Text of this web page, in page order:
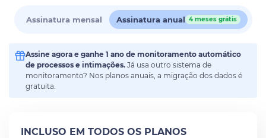
Assinatura mensal Assinatura anual 4 meses grátis
Assine agora e ganhe 1 ano de monitoramento automático
de processos e intimações. Já usa outro sistema de
monitoramento? Nos planos anuais, a migração dos dados é
gratuita.
INCLUSO EM TODOS OS PLANOS